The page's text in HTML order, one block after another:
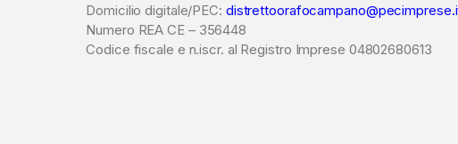
Domicilio digitale/PEC:
Numero REA CE – 356448
Codice fiscale e n.iscr. al Registro Imprese 04802680613